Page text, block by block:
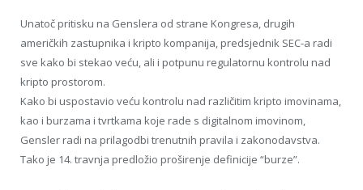
Unatoč pritisku na Genslera od strane Kongresa, drugih
američkih zastupnika i kripto kompanija, predsjednik SEC-a radi
sve kako bi stekao veću, ali i potpunu regulatornu kontrolu nad
kripto prostorom.
Kako bi uspostavio veću kontrolu nad različitim kripto imovinama,
kao i burzama i tvrtkama koje rade s digitalnom imovinom,
Gensler radi na prilagodbi trenutnih pravila i zakonodavstva.
Tako je 14. travnja predložio proširenje definicije “burze”.